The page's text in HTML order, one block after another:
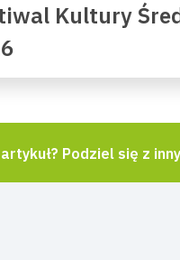
Kultury
Podziel się z